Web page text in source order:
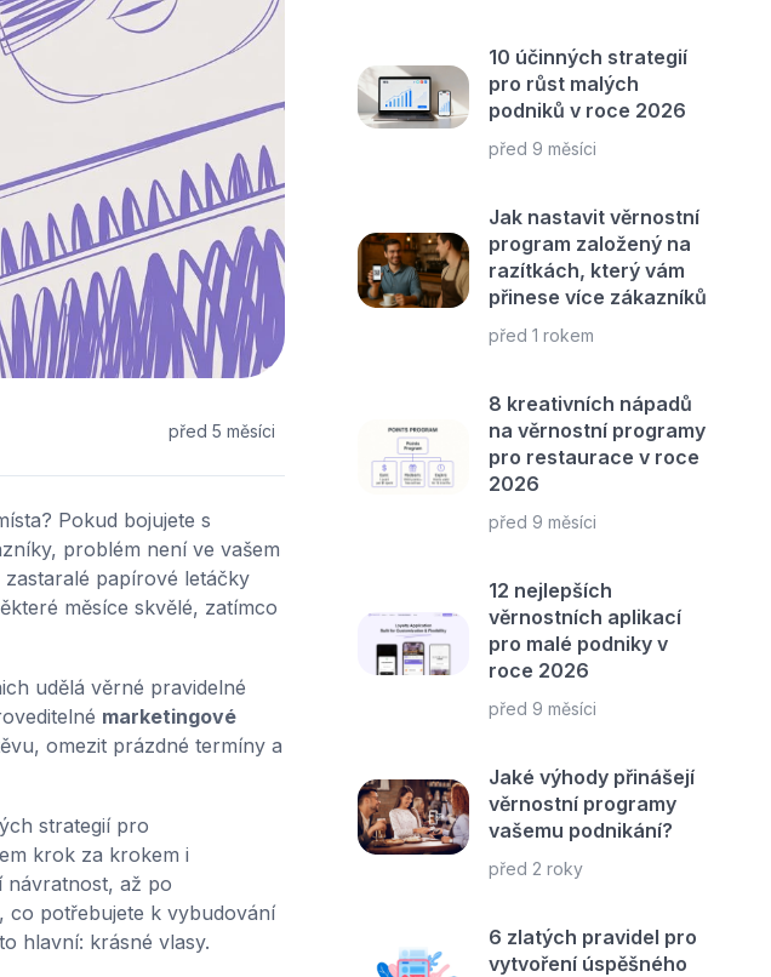
před 5 měsíci
Pokud bojujete s
problém není ve vašem
papírové letáčky
měsíce skvělé, zatímco
udělá věrné pravidelné
marketingové
omezit prázdné termíny a
strategií pro
krok za krokem i
návratnost, až po
co potřebujete k vybudování
hlavní: krásné vlasy.
10 účinných strategií
pro růst malých
podniků v roce 2026
před 9 měsíci
Jak nastavit věrnostní
program založený na
razítkách, který vám
přinese více zákazníků
před 1 rokem
8 kreativních nápadů
na věrnostní programy
pro restaurace v roce
2026
před 9 měsíci
12 nejlepších
věrnostních aplikací
pro malé podniky v
roce 2026
před 9 měsíci
Jaké výhody přinášejí
věrnostní programy
vašemu podnikání?
před 2 roky
6 zlatých pravidel pro
vytvoření úspěšného